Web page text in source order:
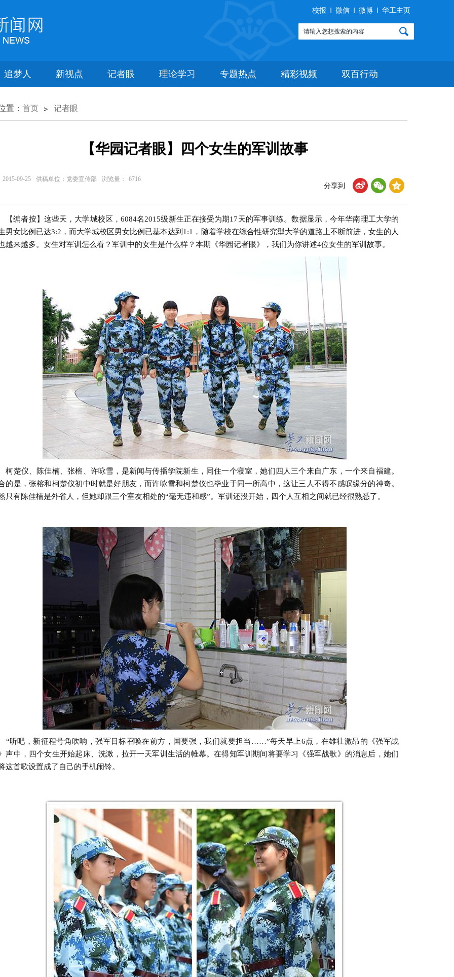
校报 微信 微博 华工主页
追梦人 新视点 记者眼 理论学习 专题热点 精彩视频 双百行动
置： 首页 记者眼
【华园记者眼】四个女生的军训故事
2015-09-25 供稿单位：党委宣传部 浏览量： 6716
分享到
者按】这些天，大学城校区，6084名2015级新生正在接受为期17天的军事训练。数据显示，今年华南理工大学的
男女比例已达3:2，而大学城校区男女比例已基本达到1:1，随着学校在综合性研究型大学的道路上不断前进，女生的人
越来越多。女生对军训怎么看？军训中的女生是什么样？本期《华园记者眼》，我们为你讲述4位女生的军训故事。
仪、陈佳楠、张榕、许咏雪，是新闻与传播学院新生，同住一个寝室，她们四人三个来自广东，一个来自福建。
的是，张榕和柯楚仪初中时就是好朋友，而许咏雪和柯楚仪也毕业于同一所高中，这让三人不得不感叹缘分的神奇。
只有陈佳楠是外省人，但她却跟三个室友相处的“毫无违和感”。军训还没开始，四个人互相之间就已经很熟悉了。
吧，新征程号角吹响，强军目标召唤在前方，国要强，我们就要担当……”每天早上6点，在雄壮激昂的《强军战
声中，四个女生开始起床、洗漱，拉开一天军训生活的帷幕。在得知军训期间将要学习《强军战歌》的消息后，她们
这首歌设置成了自己的手机闹铃。